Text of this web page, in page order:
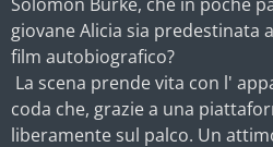
giovane Alicia sia predestinata
film autobiografico?
La scena prende vita con l'
coda che, grazie a una
liberamente sul palco. Un